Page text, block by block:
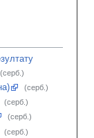
(серб.)
(серб.)
(серб.)
(серб.)
(серб.)